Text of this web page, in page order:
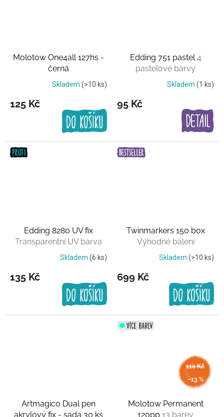
Molotow One4all 127hs -
černá
Skladem (>10 ks)
125 Kč
Edding 751 pastel4
pastelové barvy
Skladem (1 ks)
95 Kč
Edding 8280 UV fix
Transparentní UV barva
Skladem (6 ks)
135 Kč
Twinmarkers 150 box
Výhodné balení
Skladem (>10 ks)
699 Kč
Artmagico Dual pen
akrylový fix - sada 30 ks
110 Kč
–13 %
Molotow Permanent
120pp 13 barev